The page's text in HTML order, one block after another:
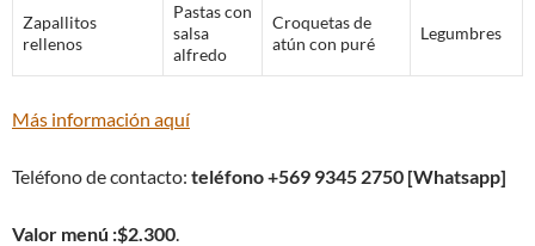
Zapallitos
rellenos
Pastas con
salsa
alfredo
Croquetas de
atún con puré
Legumbres
Más información aquí
Teléfono de contacto: teléfono +569 9345 2750 [Whatsapp]
Valor menú :$2.300.